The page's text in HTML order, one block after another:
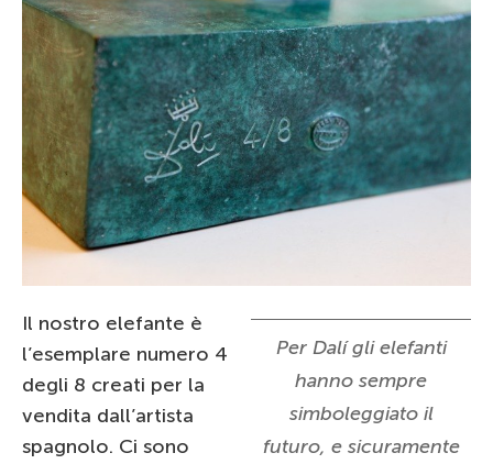
Per Dalí gli elefanti
hanno sempre
simboleggiato il
futuro, e sicuramente
Il nostro elefante è
l’esemplare numero 4
degli 8 creati per la
vendita dall’artista
spagnolo. Ci sono